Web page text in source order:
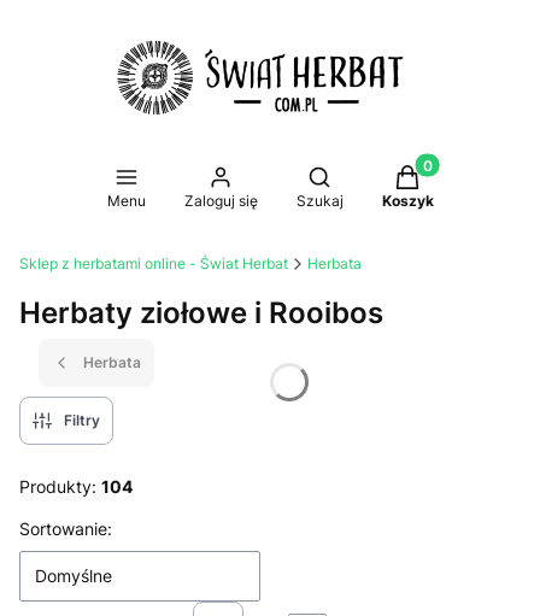
Menu Zaloguj się
Otwórz wyszukiwarkę
Szukaj
Produkty w
Koszyk
Sklep z herbatami online - Świat Herbat Herbata
Herbaty ziołowe i Rooibos
Herbata
Filtry
Produkty: 104
Lista produktów
Sortowanie:
Domyślne